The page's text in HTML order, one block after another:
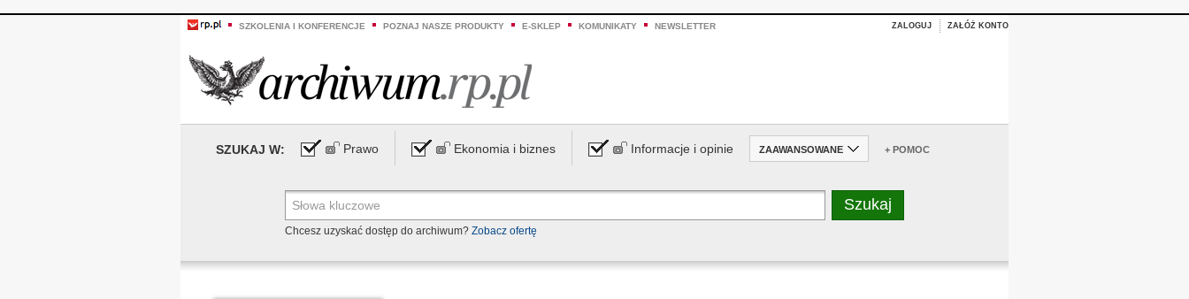
SZKOLENIA I KONFERENCJE POZNAJ NASZE PRODUKTY E-SKLEP KOMUNIKATY NEWSLETTER ZALOGUJ ZAŁÓŻ KONTO
SZUKAJ W: Prawo Ekonomia i biznes Informacje i opinie ZAAWANSOWANE + POMOC
Chcesz uzyskać dostęp do archiwum? Zobacz ofertę